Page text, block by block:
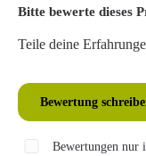
Durchschnittliche
Bitte bewerte dieses
Teile deine
Bewertung
Bewertungen nur